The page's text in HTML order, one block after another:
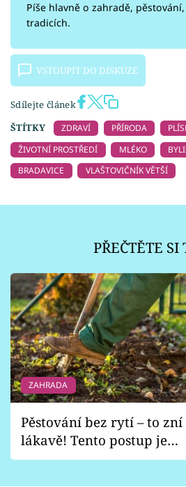
Píše hlavně o zahradě,
tradicích.
VSTOUPIT DO DISKUZE
Sdílejte článek
ŠTÍTKY
ZDRAVÍ PŘÍRODA
ŽIVOTNÍ PROSTŘEDÍ
MLÉKO
BRADAVICE
VLAŠTOVIČNÍK VĚTŠÍ
PŘEČTĚTE SI
ZAHRADA
Pěstování bez rytí – to zní
lákavě! Tento postup je
vhodný jen pro některé